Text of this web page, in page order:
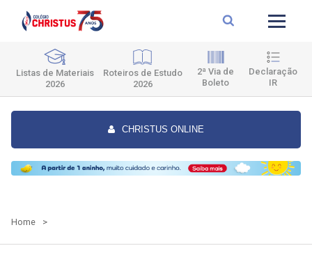
Listas de Materiais
2026
Roteiros de Estudo
2026
2ª Via de
Boleto
Declaração
IR
CHRISTUS ONLINE
Home >